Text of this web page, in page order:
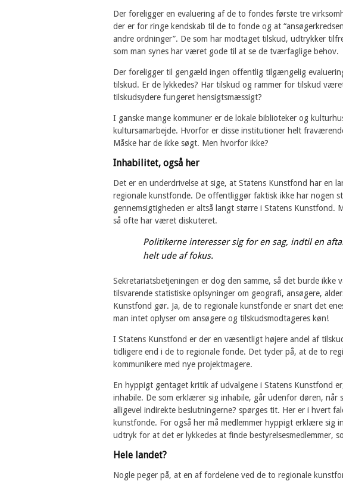
Der foreligger en evaluering af de to fondes første tre
der er for ringe kendskab til de to fonde og at
andre ordninger”. De som har modtaget tilskud, udtrykker
som man synes har været gode til at se de tværfaglige behov.
Der foreligger til gengæld ingen offentlig tilgængelig
tilskud. Er de lykkedes? Har tilskud og rammer for tilskud
tilskudsydere fungeret hensigtsmæssigt?
I ganske mange kommuner er de lokale biblioteker og
kultursamarbejde. Hvorfor er disse institutioner helt
Måske har de ikke søgt. Men hvorfor ikke?
Inhabilitet, også her
Det er en underdrivelse at sige, at Statens Kunstfond har en
regionale kunstfonde. De offentliggør faktisk ikke har nogen
gennemsigtigheden er altså langt større i Statens Kunstfond.
så ofte har været diskuteret.
Politikerne interesser sig for en sag, indtil en
helt ude af fokus.
Sekretariatsbetjeningen er dog den samme, så det burde
tilsvarende statistiske oplsyninger om geografi, ansøgere,
Kunstfond gør. Ja, de to regionale kunstfonde er snart det
man intet oplyser om ansøgere og tilskudsmodtageres køn!
I Statens Kunstfond er der en væsentligt højere andel af
tidligere end i de to regionale fonde. Det tyder på, at de to
kommunikere med nye projektmagere.
En hyppigt gentaget kritik af udvalgene i Statens Kunstfond
inhabile. De som erklærer sig inhabile, går udenfor døren, når
alligevel indirekte beslutningerne? spørges tit. Her er i hvert
kunstfonde. For også her må medlemmer hyppigt erklære sig
udtryk for at det er lykkedes at finde bestyrelsesmedlemmer,
Hele landet?
Nogle peger på, at en af fordelene ved de to regionale